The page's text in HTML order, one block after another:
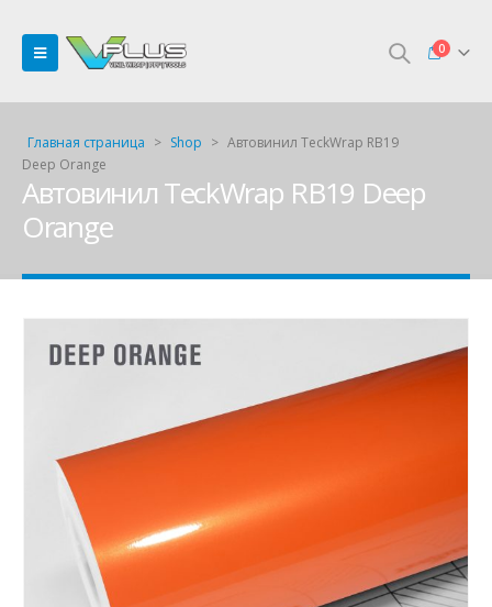
0
Главная страница > Shop > Автовинил TeckWrap RB19
Deep Orange
Автовинил TeckWrap RB19 Deep
Orange